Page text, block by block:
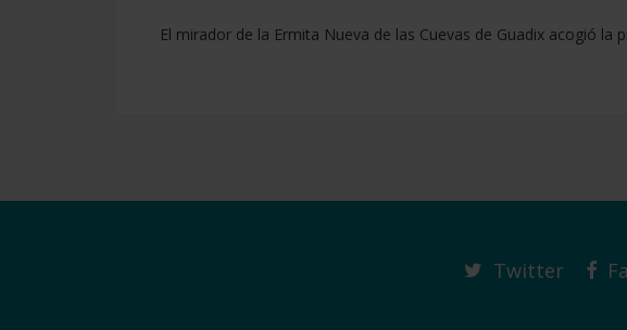
El mirador de la Ermita Nueva de las Cuevas de Guadix acogió
Twitter